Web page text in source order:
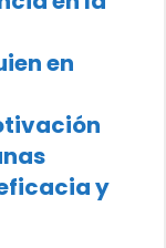
en
y